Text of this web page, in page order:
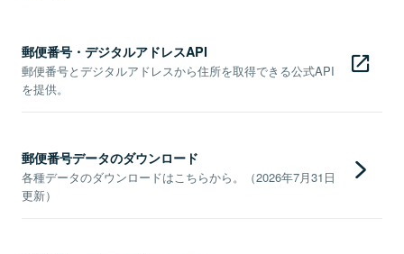
郵便番号・デジタルアドレスAPI
郵便番号とデジタルアドレスから住所を取得できる公式API
を提供。
郵便番号データのダウンロード
各種データのダウンロードはこちらから。（2026年7月31日
更新）